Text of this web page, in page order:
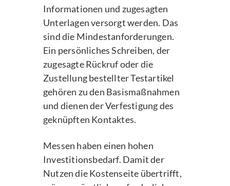
Informationen und zugesagten
Unterlagen versorgt werden. Das
sind die Mindestanforderungen.
Ein persönliches Schreiben, der
zugesagte Rückruf oder die
Zustellung bestellter Testartikel
gehören zu den Basismaßnahmen
und dienen der Verfestigung des
geknüpften Kontaktes.
Messen haben einen hohen
Investitionsbedarf. Damit der
Nutzen die Kostenseite übertrifft,